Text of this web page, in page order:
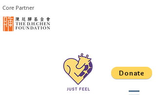
Donate
Core Partner